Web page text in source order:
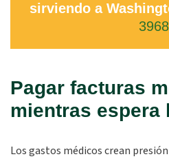
sirviendo a
3968
Pagar facturas
mientras espera
Los gastos médicos crean